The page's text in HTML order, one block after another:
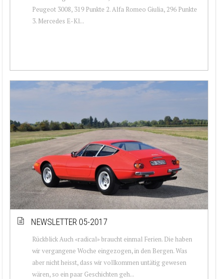
Peugeot 3008, 319 Punkte 2. Alfa Romeo Giulia, 296 Punkte
3. Mercedes E-Kl...
NEWSLETTER 05-2017
Rückblick Auch «radical» braucht einmal Ferien. Die haben
wir vergangene Woche eingezogen, in den Bergen. Was
aber nicht heisst, dass wir vollkommen untätig gewesen
wären, so ein paar Geschichten geh...